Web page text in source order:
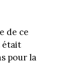
de ce
était
pour la